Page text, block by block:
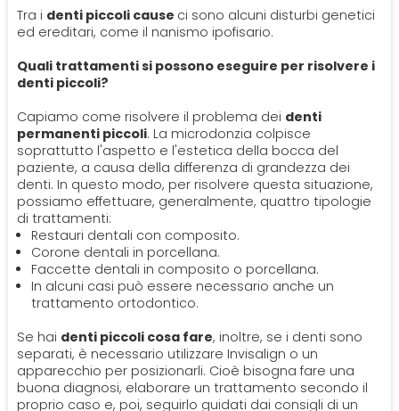
Tra i denti piccoli cause ci sono alcuni disturbi genetici
ed ereditari, come il nanismo ipofisario.
Quali trattamenti si possono eseguire per risolvere i
denti piccoli?
Capiamo come risolvere il problema dei denti
permanenti piccoli. La microdonzia colpisce
soprattutto l'aspetto e l'estetica della bocca del
paziente, a causa della differenza di grandezza dei
denti. In questo modo, per risolvere questa situazione,
possiamo effettuare, generalmente, quattro tipologie
di trattamenti:
Restauri dentali con composito.
Corone dentali in porcellana.
Faccette dentali in composito o porcellana.
In alcuni casi può essere necessario anche un
trattamento ortodontico.
Se hai denti piccoli cosa fare, inoltre, se i denti sono
separati, è necessario utilizzare Invisalign o un
apparecchio per posizionarli. Cioè bisogna fare una
buona diagnosi, elaborare un trattamento secondo il
proprio caso e, poi, seguirlo guidati dai consigli di un